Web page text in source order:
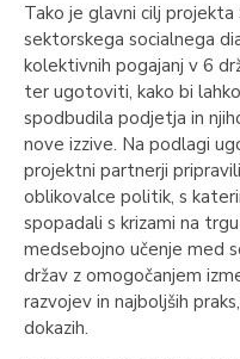
Tako je glavni cilj
sektorskega socialnega
kolektivnih pogajanj v 6
ter ugotoviti, kako bi
spodbudila podjetja in
nove izzive. Na podlagi
projektni partnerji
oblikovalce politik, s
spopadali s krizami na
medsebojno učenje med
držav z omogočanjem
razvojev in najboljših
dokazih.